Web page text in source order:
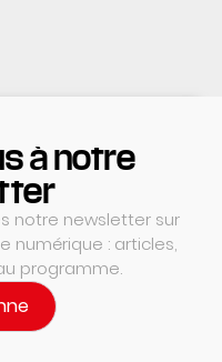
à notre
notre newsletter sur
numérique : articles,
programme.